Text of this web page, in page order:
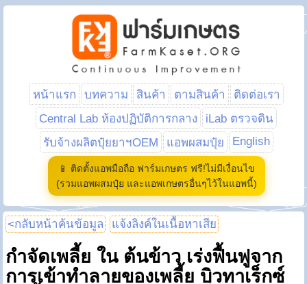
หน้าแรก บทความ สินค้า ตามสินค้า
ติดต่อเรา
Central Lab ห้องปฏิบัติการกลาง
iLab ตรวจดิน
รับจ้างผลิตปุ๋ยยาฯOEM
แอพผสมปุ๋ย English
📱 ติดตั้งแอพมือถือ ฟาร์มเกษตร ฟรี!ไม่มีเงื่อนไข
(รวมแอพผสมปุ๋ย และแอพเกษตรอื่นๆไว้ในแอพนี้)
<กลับหน้าค้นข้อมูล แจ้งลิงค์ในเนื้อหาเสีย
กำจัดเพลี้ย ใน ต้นข้าว เร่งฟื้นฟูจาก
การเข้าทำลายของเพลี้ย บิวทาเร็กซ์